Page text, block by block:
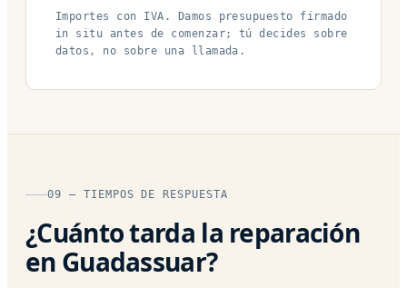
Importes con IVA. Damos presupuesto firmado
in situ antes de comenzar; tú decides sobre
datos, no sobre una llamada.
09 — TIEMPOS DE RESPUESTA
¿Cuánto tarda la reparación
en Guadassuar?